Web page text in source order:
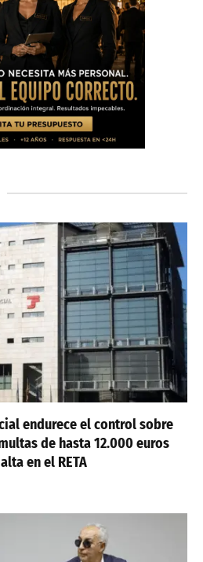
endurece el control sobre
de hasta 12.000 euros
en el RETA